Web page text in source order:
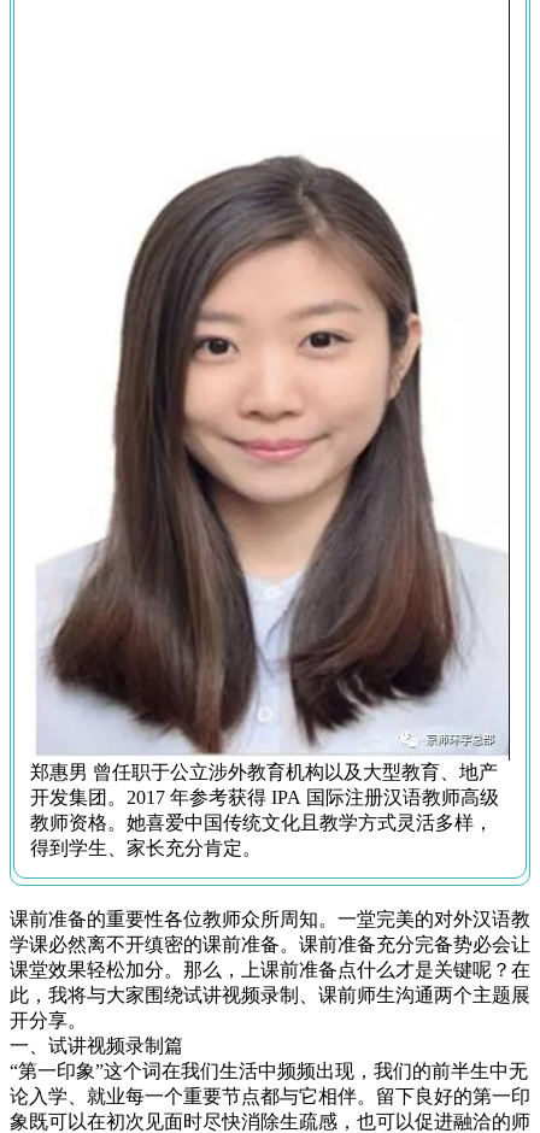
郑惠男 曾任职于公立涉外教育机构以及大型教育、地产
开发集团。2017 年参考获得 IPA 国际注册汉语教师高级
教师资格。她喜爱中国传统文化且教学方式灵活多样，
得到学生、家长充分肯定。
课前准备的重要性各位教师众所周知。一堂完美的对外汉语教
学课必然离不开缜密的课前准备。课前准备充分完备势必会让
课堂效果轻松加分。那么，上课前准备点什么才是关键呢？在
此，我将与大家围绕试讲视频录制、课前师生沟通两个主题展
开分享。
一、试讲视频录制篇
“第一印象”这个词在我们生活中频频出现，我们的前半生中无
论入学、就业每一个重要节点都与它相伴。留下良好的第一印
象既可以在初次见面时尽快消除生疏感，也可以促进融洽的师